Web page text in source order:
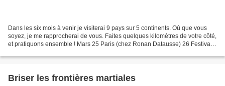
Dans les six mois à venir je visiterai 9 pays sur 5 continents. Où que vous
soyez, je me rapprocherai de vous. Faites quelques kilomètres de votre côté,
et pratiquons ensemble ! Mars 25 Paris (chez Ronan Datausse) 26 Festival
Briser les frontières martiales